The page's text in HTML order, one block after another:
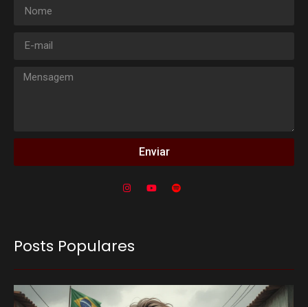
Enviar
Posts Populares